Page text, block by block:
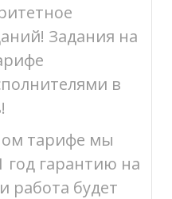
Задания на
в
тарифе мы
год гарантию на
работа будет